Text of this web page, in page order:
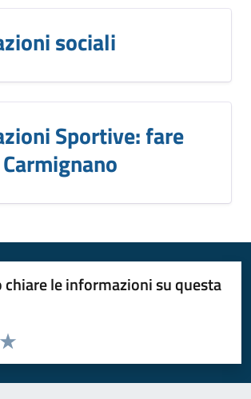
sociali
Sportive: fare
chiare le informazioni su questa
la pagina
5 stelle su 5
4 stelle su 5
stelle su 5
su 5
5